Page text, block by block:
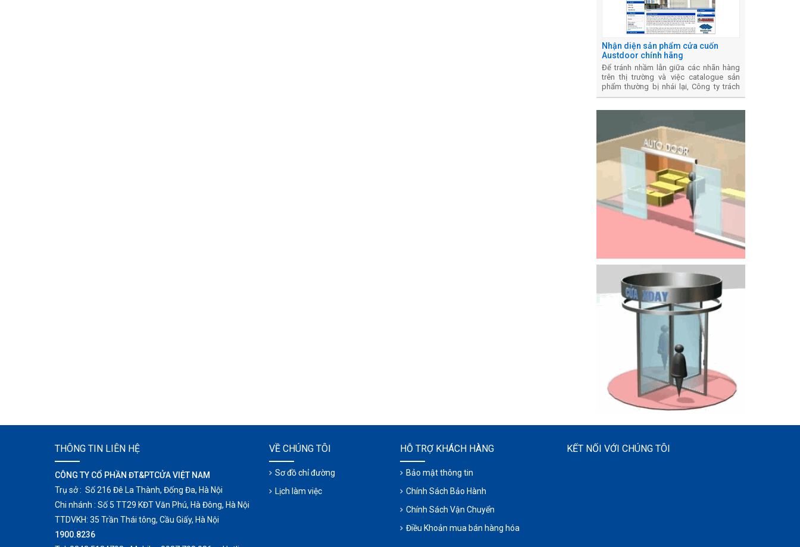
Nhận diện sản phẩm cửa cuốn
Austdoor chính hãng
Để tránh nhầm lẫn giữa các nhãn hàng
trên thị trường và việc catalogue sản
phẩm thường bị nhái lại, Công ty trách
nhiệm hữu hạn sản xuất và thương mại
tin về cuốn catalogue sản phẩm chính
thức của công ty.
KẾT NỐI VỚI CHÚNG TÔI
THÔNG TIN LIÊN HỆ
CÔNG TY CỔ PHẦN ĐT&PTCỬA VIỆT NAM
Trụ sở : Số 216 Đê La Thành, Đống Đa, Hà Nội
Chi nhánh : Số 5 TT29 KĐT Văn Phú, Hà Đông, Hà Nội
TTDVKH: 35 Trần Thái tông, Cầu Giấy, Hà Nội
1900.8236
VỀ CHÚNG TÔI
Sơ đồ chỉ đường
Lịch làm việc
HỖ TRỢ KHÁCH HÀNG
Bảo mật thông tin
Chính Sách Bảo Hành
Chính Sách Vận Chuyển
Điều Khoản mua bán hàng hóa